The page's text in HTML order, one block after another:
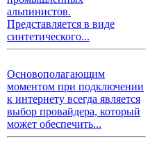
альпинистов.
Представляется в виде
синтетического...
Основополагающим
моментом при подключении
к интернету всегда является
выбор провайдера, который
может обеспечить...